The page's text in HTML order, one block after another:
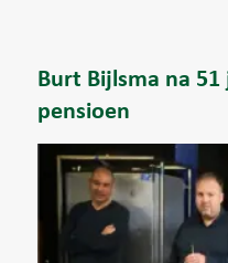
Burt Bijlsma na
pensioen